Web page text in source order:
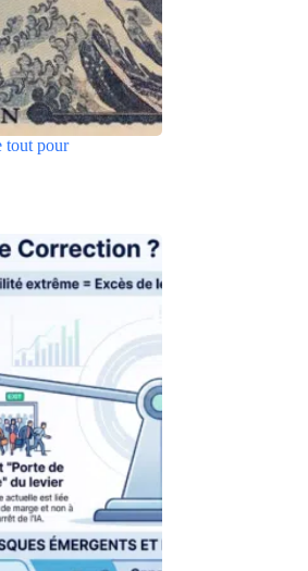
tout pour